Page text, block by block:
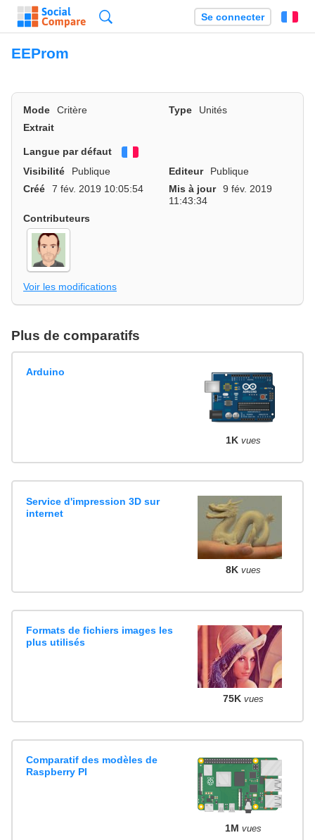
Se connecter
EEProm
Mode Critère Type
Unités
Extrait
Langue par défaut
Visibilité
Publique Editeur
Publique
Créé
7 fév. 2019 10:05:54 Mis à jour
9 fév. 2019
11:43:34
Contributeurs
Voir les modifications
Plus de comparatifs
Arduino
1K vues
Service d'impression 3D sur
internet
8K vues
Formats de fichiers images les
plus utilisés
75K vues
Comparatif des modèles de
Raspberry PI
1M vues